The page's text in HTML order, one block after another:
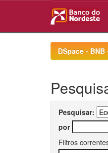
DSpace -
Pesquisar:
por
Filtros